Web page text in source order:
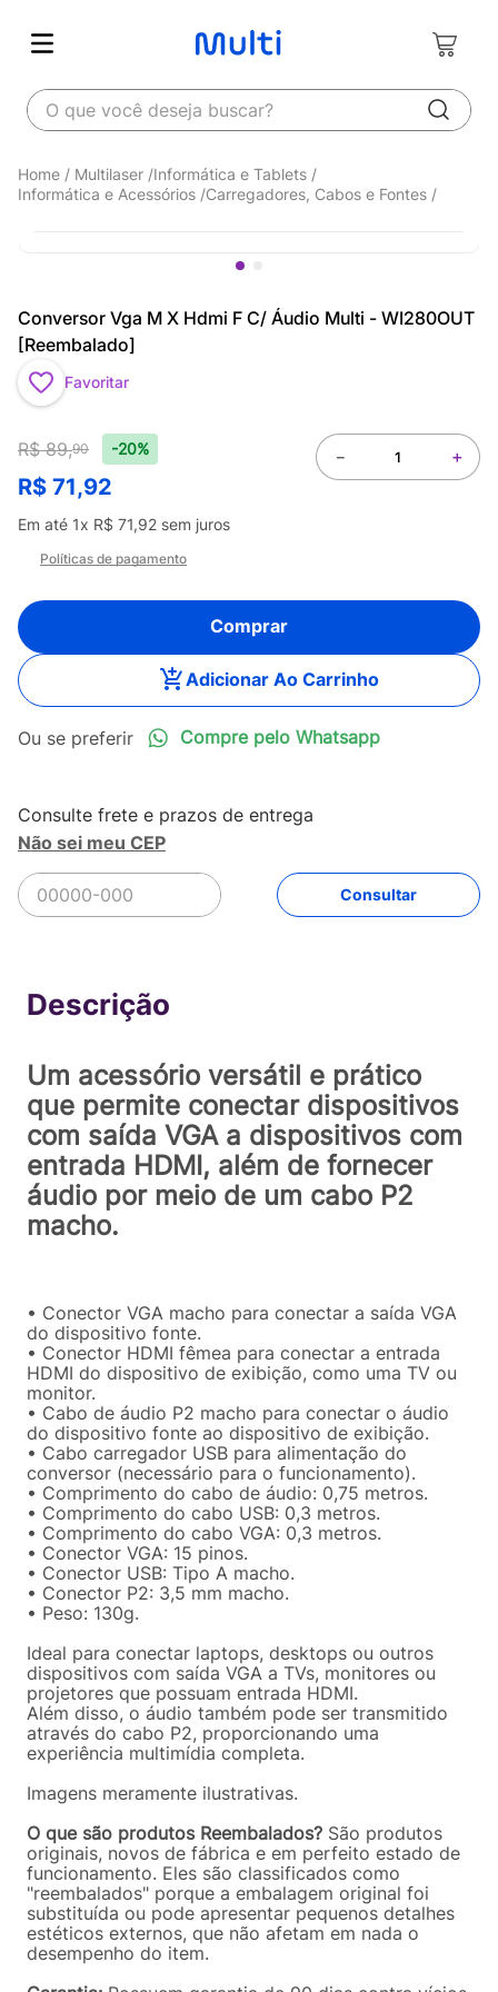
O que você deseja buscar?
Multilaser Informática e Tablets
Informática e Acessórios Carregadores, Cabos e Fontes
Conversor Vga M X Hdmi F C/ Áudio Multi - WI280OUT
[Reembalado]
Favoritar
R$ 89,90 -20%
R$ 71,92
Em até 1x R$ 71,92 sem juros
＋
－
Políticas de pagamento
Comprar
Adicionar Ao Carrinho
Compre pelo Whatsapp
Não sei meu CEP
R$71,92
71,
Um acessório versátil e prático
que permite conectar dispositivos
com saída VGA a dispositivos com
entrada HDMI, além de fornecer
áudio por meio de um cabo P2
macho.
• Conector VGA macho para conectar a saída VGA
do dispositivo fonte.
• Conector HDMI fêmea para conectar a entrada
HDMI do dispositivo de exibição, como uma TV ou
monitor.
• Cabo de áudio P2 macho para conectar o áudio
do dispositivo fonte ao dispositivo de exibição.
• Cabo carregador USB para alimentação do
conversor (necessário para o funcionamento).
• Comprimento do cabo de áudio: 0,75 metros.
• Comprimento do cabo USB: 0,3 metros.
• Comprimento do cabo VGA: 0,3 metros.
• Conector VGA: 15 pinos.
• Conector USB: Tipo A macho.
• Conector P2: 3,5 mm macho.
• Peso: 130g.
Ideal para conectar laptops, desktops ou outros
dispositivos com saída VGA a TVs, monitores ou
projetores que possuam entrada HDMI.
Além disso, o áudio também pode ser transmitido
através do cabo P2, proporcionando uma
experiência multimídia completa.
Imagens meramente ilustrativas.
O que são produtos Reembalados? São produtos
originais, novos de fábrica e em perfeito estado de
funcionamento. Eles são classificados como
"reembalados" porque a embalagem original foi
substituída ou pode apresentar pequenos detalhes
estéticos externos, que não afetam em nada o
desempenho do item.